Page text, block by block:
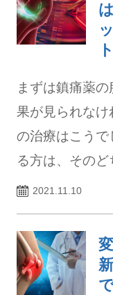
まずは鎮痛薬
果が見られな
の治療はこう
る方は、そのど
2021.11.10